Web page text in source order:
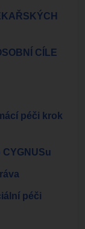
CÍLE
péči krok
péči